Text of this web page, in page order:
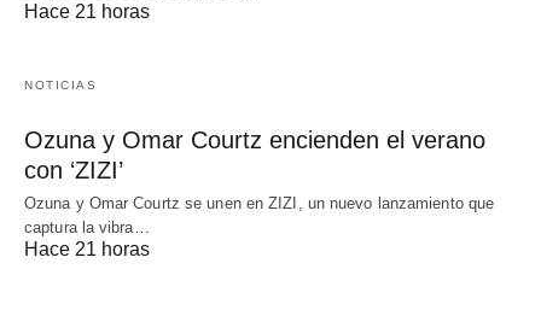
Hace 21 horas
NOTICIAS
Ozuna y Omar Courtz encienden el verano
con ‘ZIZI’
Ozuna y Omar Courtz se unen en ZIZI, un nuevo lanzamiento que
captura la vibra…
Hace 21 horas